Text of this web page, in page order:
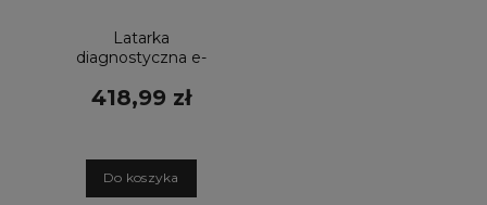
Latarka
diagnostyczna e-
czarna, z
medyczna latarka
do badania
pacjentów
418,99 zł
Do koszyka